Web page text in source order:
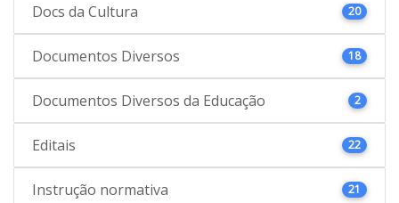
Docs da Cultura 20
Documentos Diversos 18
Documentos Diversos da Educação 2
Editais 22
Instrução normativa 21